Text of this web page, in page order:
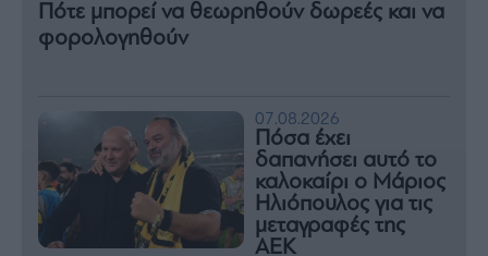
Πότε μπορεί να θεωρηθούν δωρεές και να
φορολογηθούν
07.08.2026
Πόσα έχει
δαπανήσει αυτό το
καλοκαίρι ο Μάριος
Ηλιόπουλος για τις
μεταγραφές της
ΑΕΚ